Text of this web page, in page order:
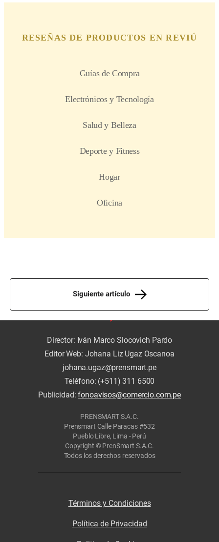
Siguiente artículo
Director: Iván Marco Slocovich Pardo
Editor Web: Johana Liz Ugaz Oscanoa
johana.ugaz@prensmart.pe
Teléfono: (+511) 311 6500
Publicidad:fonoavisos@comercio.com.pe
PRENSMART S.A.C.
Prensmart Calle Paracas #532
Pueblo Libre, Lima - Perú
Copyright © PrenSmart S.A.C.
Todos los derechos reservados
Términos y Condiciones
Política de Privacidad